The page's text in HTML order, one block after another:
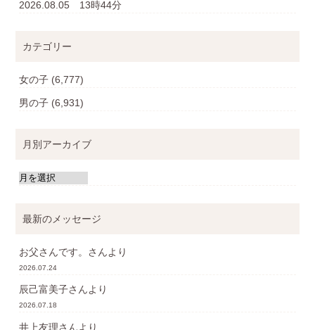
2026.08.05 13時44分
カテゴリー
女の子 (6,777)
男の子 (6,931)
月別アーカイブ
最新のメッセージ
お父さんです。 さんより
2026.07.24
辰己富美子さんより
2026.07.18
井上友理さんより